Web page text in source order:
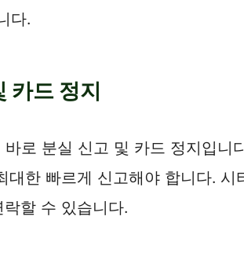
다.
카드 정지
로 분실 신고 및 카드 정지입니
한 빠르게 신고해야 합니다. 시
할 수 있습니다.